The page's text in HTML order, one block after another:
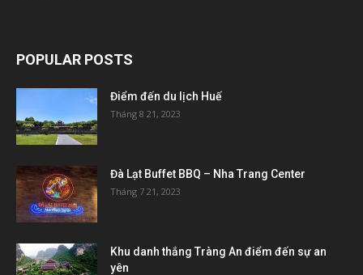
POPULAR POSTS
Điểm đến du lịch Huế
Tháng 8 21, 2023
Đà Lạt Buffet BBQ – Nha Trang Center
Tháng 7 21, 2023
Khu danh thắng Tràng An điểm đến sự an
yên